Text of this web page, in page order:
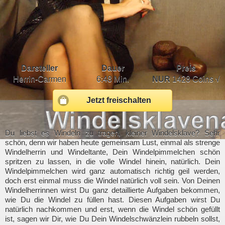
Darsteller Dauer
Preis
Herrin-Carmen
6:48 Min. NUR 1428 Coins √
Jetzt freischalten
Du liebst es Windeln zu tragen, kleiner Windelsklave? Sehr
schön, denn wir haben heute gemeinsam Lust, einmal als strenge
Windelherrin und Windeltante, Dein Windelpimmelchen schön
spritzen zu lassen, in die volle Windel hinein, natürlich. Dein
Windelpimmelchen wird ganz automatisch richtig geil werden,
doch erst einmal muss die Windel natürlich voll sein. Von Deinen
Windelherrinnen wirst Du ganz detaillierte Aufgaben bekommen,
wie Du die Windel zu füllen hast. Diesen Aufgaben wirst Du
natürlich nachkommen und erst, wenn die Windel schön gefüllt
ist, sagen wir Dir, wie Du Dein Windelschwänzlein rubbeln sollst,